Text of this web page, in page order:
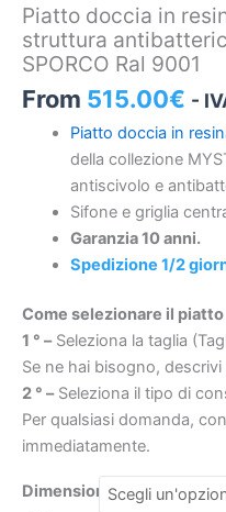
€375
Piatto doccia in
struttura
SPORCO Ral 9001
From 515.00€ -
Piatto doccia in
della collezione
antiscivolo e
Sifone e griglia
Garanzia 10 anni.
Spedizione 1/2
Come selezionare il
1 ° –Seleziona la taglia
Se ne hai bisogno,
2 ° –Seleziona il tipo di
Per qualsiasi domanda,
immediatamente.
Dimensioni
XXL
ed
esclusivi
colori
struttura
antibatterica
antiscivolo
BIANCO
SPORCO
9001
quantità